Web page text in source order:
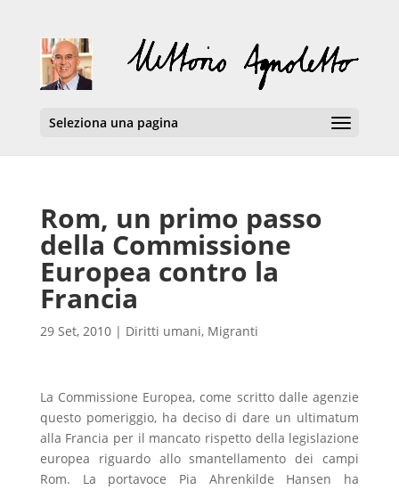
Seleziona una pagina
Rom, un primo passo
della Commissione
Europea contro la
Francia
29 Set, 2010| Diritti umani, Migranti
La Commissione Europea, come scritto dalle agenzie
questo pomeriggio, ha deciso di dare un ultimatum
alla Francia per il mancato rispetto della legislazione
europea riguardo allo smantellamento dei campi
Rom. La portavoce Pia Ahrenkilde Hansen ha